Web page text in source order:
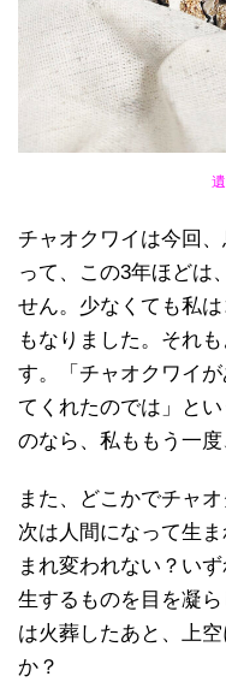
チャオクワイは今回
って、この3年ほどは
せん。少なくても私
もなりました。それ
す。「チャオクワイ
てくれたのでは」と
のなら、私ももう一度
また、どこかでチャ
次は人間になって生
まれ変われない？い
生するものを目を凝
は火葬したあと、上
か？